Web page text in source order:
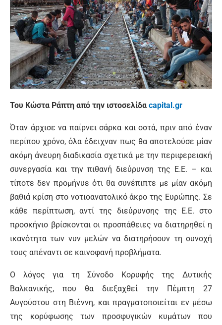
Του Κώστα Ράπτη από την ιστοσελίδα capital.gr
Όταν άρχισε να παίρνει σάρκα και οστά, πριν από έναν
περίπου χρόνο, όλα έδειχναν πως θα αποτελούσε μίαν
ακόμη άνευρη διαδικασία σχετικά με την περιφερειακή
συνεργασία και την πιθανή διεύρυνση της Ε.Ε. – και
τίποτε δεν προμήνυε ότι θα συνέπιπτε με μίαν ακόμη
βαθιά κρίση στο νοτιοανατολικό άκρο της Ευρώπης. Σε
κάθε περίπτωση, αντί της διεύρυνσης της Ε.Ε. στο
προσκήνιο βρίσκονται οι προσπάθειες να διατηρηθεί η
ικανότητα των νυν μελών να διατηρήσουν τη συνοχή
τους απέναντι σε καινοφανή προβλήματα.
Ο λόγος για τη Σύνοδο Κορυφής της Δυτικής
Βαλκανικής, που θα διεξαχθεί την Πέμπτη 27
Αυγούστου στη Βιέννη, και πραγματοποιείται εν μέσω
της κορύφωσης των προσφυγικών κυμάτων που